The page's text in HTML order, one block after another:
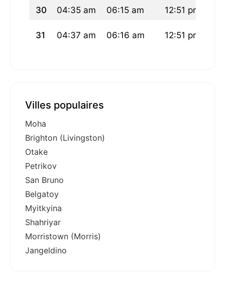
30 04:35 am 06:15 am 12:51 pm
31 04:37 am 06:16 am 12:51 pm
Villes populaires
Moha
Brighton (Livingston)
Otake
Petrikov
San Bruno
Belgatoy
Myitkyina
Shahriyar
Morristown (Morris)
Jangeldino